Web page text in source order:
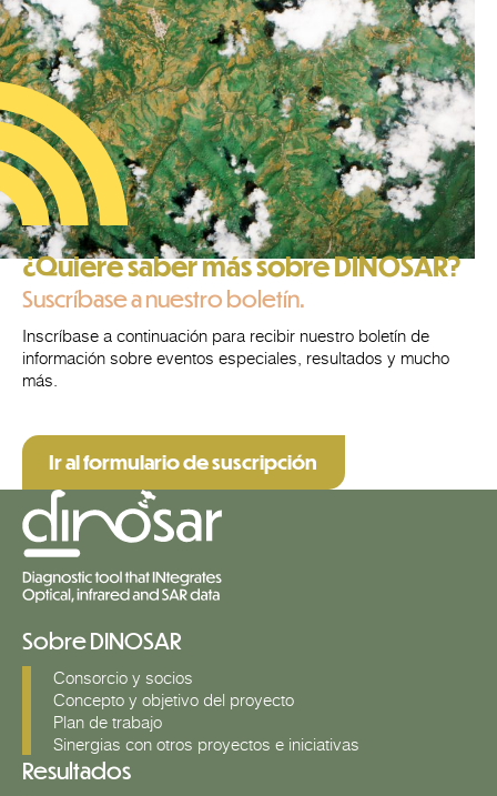
¿Quiere saber más sobre DINOSAR?
Suscríbase a nuestro boletín.
Inscríbase a continuación para recibir nuestro boletín de
información sobre eventos especiales, resultados y mucho
más.
Ir al formulario de suscripción
Sobre DINOSAR
Consorcio y socios
Concepto y objetivo del proyecto
Plan de trabajo
Sinergias con otros proyectos e iniciativas
Resultados